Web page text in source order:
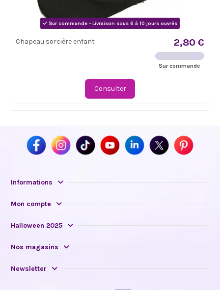
Sur commande - Livraison sous 6 à 10 jours ouvrés
Chapeau sorcière enfant 2,80 €
Sur commande
Consulter
Informations
Mon compte
Halloween 2025
Nos magasins
Newsletter